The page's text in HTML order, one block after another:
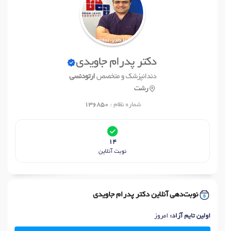
دکتر پدرام جاویدی
دندانپزشک و متخصصارتودنسی
رشت
شماره نظام : 136850
14
نوبت آنلاین
نوبت‌دهی آنلاین دکتر پدرام جاویدی
اولین تایم آزاد: امروز